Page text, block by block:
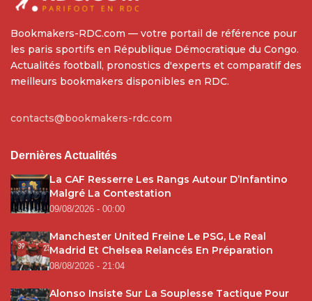
Bookmakers-RDC.com — votre portail de référence pour
les paris sportifs en République Démocratique du Congo.
Actualités football, pronostics d'experts et comparatif des
meilleurs bookmakers disponibles en RDC.
contacts@bookmakers-rdc.com
Dernières Actualités
La CAF Resserre Les Rangs Autour D’Infantino
Malgré La Contestation
09/08/2026 - 00:00
Manchester United Freine Le PSG, Le Real
Madrid Et Chelsea Relancés En Préparation
08/08/2026 - 21:04
Alonso Insiste Sur La Souplesse Tactique Pour